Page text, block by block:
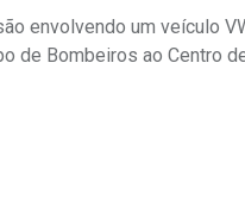
envolvendo um veículo
de Bombeiros ao Centro